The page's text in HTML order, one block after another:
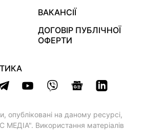
ВАКАНСІЇ
ДОГОВІР ПУБЛІЧНОЇ
ОФЕРТИ
опубліковані на даному ресурсі,
Використання матеріалів